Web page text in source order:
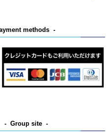
methods
Group site